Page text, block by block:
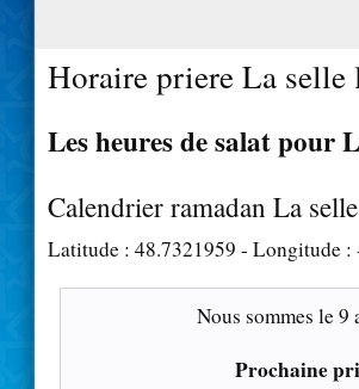
Horaire priere La selle
Les heures de salat pour
Calendrier ramadan La
Latitude : 48.7321959 - Longitude :
Nous sommes le9
Prochaine